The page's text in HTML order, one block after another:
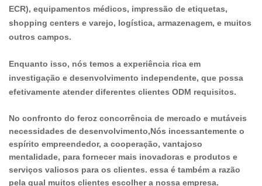
ECR), equipamentos médicos, impressão de etiquetas,
shopping centers e varejo, logística, armazenagem, e muitos
outros campos.
Enquanto isso, nós temos a experiência rica em
investigação e desenvolvimento independente, que possa
efetivamente atender diferentes clientes ODM requisitos.
No confronto do feroz concorrência de mercado e mutáveis
necessidades de desenvolvimento,Nós incessantemente o
espírito empreendedor, a cooperação, vantajoso
mentalidade, para fornecer mais inovadoras e produtos e
serviços valiosos para os clientes. essa é também a razão
pela qual muitos clientes escolher a nossa empresa.